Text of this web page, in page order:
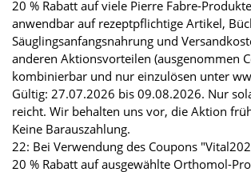
20 % Rabatt auf viele Pierre Fabre-
anwendbar auf rezeptpflichtige Artikel,
Säuglingsanfangsnahrung und
anderen Aktionsvorteilen (ausgenommen
kombinierbar und nur einzulösen unter
Gültig: 27.07.2026 bis 09.08.2026. Nur
reicht. Wir behalten uns vor, die Aktion
Keine Barauszahlung.
22: Bei Verwendung des Coupons
20 % Rabatt auf ausgewählte Orthomol-